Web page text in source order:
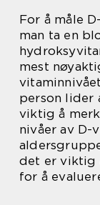
For å måle
man ta en
mest
person lider
viktig å
nivåer av
det er viktig
for å